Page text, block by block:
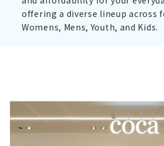
offering a diverse lineup across
Womens, Mens, Youth, and Kids.